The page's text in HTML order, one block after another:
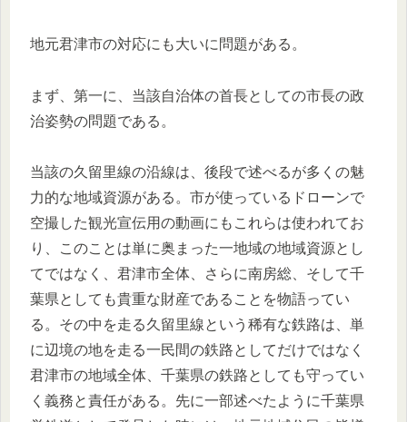
地元君津市の対応にも大いに問題がある。
まず、第一に、当該自治体の首長としての市長の政
治姿勢の問題である。
当該の久留里線の沿線は、後段で述べるが多くの魅
力的な地域資源がある。市が使っているドローンで
空撮した観光宣伝用の動画にもこれらは使われてお
り、このことは単に奥まった一地域の地域資源とし
てではなく、君津市全体、さらに南房総、そして千
葉県としても貴重な財産であることを物語ってい
る。その中を走る久留里線という稀有な鉄路は、単
に辺境の地を走る一民間の鉄路としてだけではなく
君津市の地域全体、千葉県の鉄路としても守ってい
く義務と責任がある。先に一部述べたように千葉県